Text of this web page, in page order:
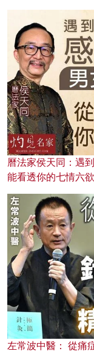
曆法家侯天同：遇
能看透你的七情六
左常波中醫： 從痛